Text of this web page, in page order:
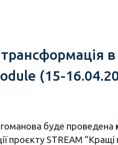
в
(15-
буде проведена
проєкту STREAM